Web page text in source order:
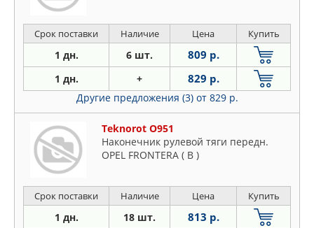
Срок поставки Наличие Цена Купить
1 дн. 6 шт. 809 р.
1 дн. + 829 р.
Другие предложения (3) от 829 р.
Teknorot O951
Наконечник рулевой тяги передн.
OPEL FRONTERA ( B )
Срок поставки Наличие Цена Купить
1 дн. 18 шт. 813 р.